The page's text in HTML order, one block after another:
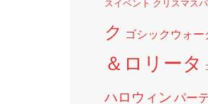
スイベント クリスマス
ク ゴシックウォー
＆ロリータ
ハロウィンパー